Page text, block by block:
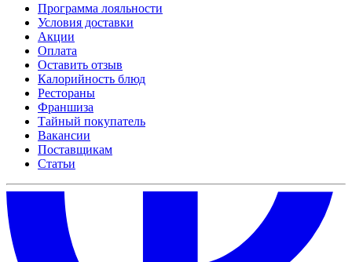
Программа лояльности
Условия доставки
Акции
Оплата
Оставить отзыв
Калорийность блюд
Рестораны
Франшиза
Тайный покупатель
Вакансии
Поставщикам
Статьи